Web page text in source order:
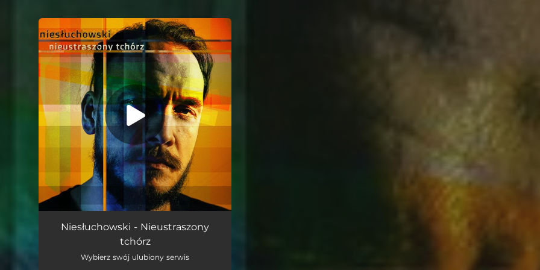
You're all set!
Nieustraszony Tchórz 03:15
Niesłuchowski - Nieustraszony
tchórz
Wybierz swój ulubiony serwis